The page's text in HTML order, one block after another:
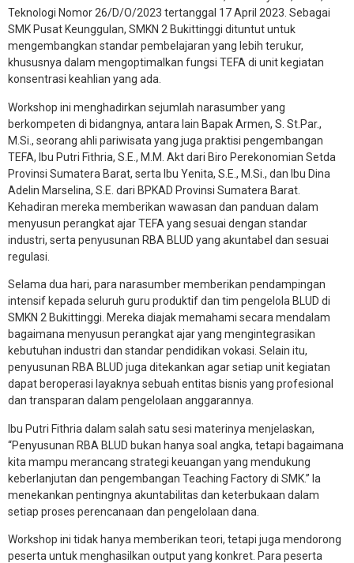
Teknologi Nomor 26/D/O/2023 tertanggal 17 April 2023. Sebagai
SMK Pusat Keunggulan, SMKN 2 Bukittinggi dituntut untuk
mengembangkan standar pembelajaran yang lebih terukur,
khususnya dalam mengoptimalkan fungsi TEFA di unit kegiatan
konsentrasi keahlian yang ada.
Workshop ini menghadirkan sejumlah narasumber yang
berkompeten di bidangnya, antara lain Bapak Armen, S. St.Par.,
M.Si., seorang ahli pariwisata yang juga praktisi pengembangan
TEFA, Ibu Putri Fithria, S.E., M.M. Akt dari Biro Perekonomian Setda
Provinsi Sumatera Barat, serta Ibu Yenita, S.E., M.Si., dan Ibu Dina
Adelin Marselina, S.E. dari BPKAD Provinsi Sumatera Barat.
Kehadiran mereka memberikan wawasan dan panduan dalam
menyusun perangkat ajar TEFA yang sesuai dengan standar
industri, serta penyusunan RBA BLUD yang akuntabel dan sesuai
regulasi.
Selama dua hari, para narasumber memberikan pendampingan
intensif kepada seluruh guru produktif dan tim pengelola BLUD di
SMKN 2 Bukittinggi. Mereka diajak memahami secara mendalam
bagaimana menyusun perangkat ajar yang mengintegrasikan
kebutuhan industri dan standar pendidikan vokasi. Selain itu,
penyusunan RBA BLUD juga ditekankan agar setiap unit kegiatan
dapat beroperasi layaknya sebuah entitas bisnis yang profesional
dan transparan dalam pengelolaan anggarannya.
Ibu Putri Fithria dalam salah satu sesi materinya menjelaskan,
“Penyusunan RBA BLUD bukan hanya soal angka, tetapi bagaimana
kita mampu merancang strategi keuangan yang mendukung
keberlanjutan dan pengembangan Teaching Factory di SMK.” Ia
menekankan pentingnya akuntabilitas dan keterbukaan dalam
setiap proses perencanaan dan pengelolaan dana.
Workshop ini tidak hanya memberikan teori, tetapi juga mendorong
peserta untuk menghasilkan output yang konkret. Para peserta